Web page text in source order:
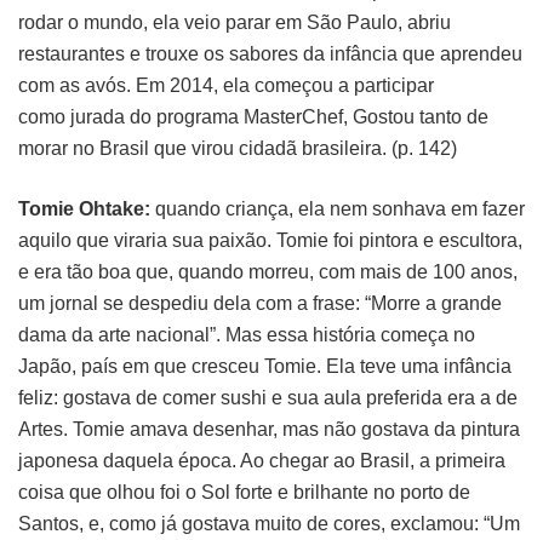
rodar o mundo, ela veio parar em São Paulo, abriu
restaurantes e trouxe os sabores da infância que aprendeu
com as avós. Em 2014, ela começou a participar
como jurada do programa MasterChef, Gostou tanto de
morar no Brasil que virou cidadã brasileira. (p. 142)
Tomie Ohtake: quando criança, ela nem sonhava em fazer
aquilo que viraria sua paixão. Tomie foi pintora e escultora,
e era tão boa que, quando morreu, com mais de 100 anos,
um jornal se despediu dela com a frase: “Morre a grande
dama da arte nacional”. Mas essa história começa no
Japão, país em que cresceu Tomie. Ela teve uma infância
feliz: gostava de comer sushi e sua aula preferida era a de
Artes. Tomie amava desenhar, mas não gostava da pintura
japonesa daquela época. Ao chegar ao Brasil, a primeira
coisa que olhou foi o Sol forte e brilhante no porto de
Santos, e, como já gostava muito de cores, exclamou: “Um